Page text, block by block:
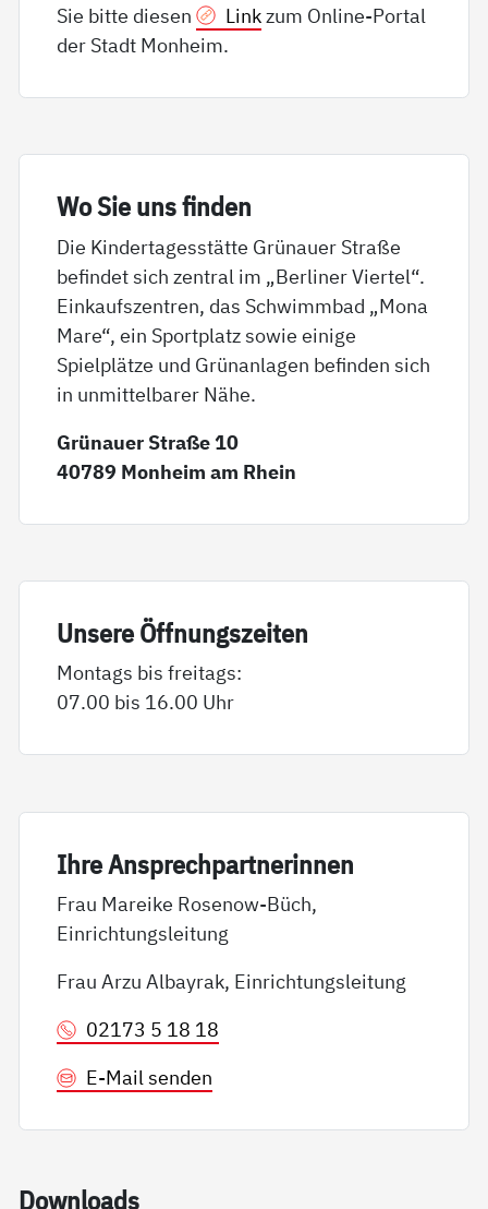
Sie bitte diesen
Linkzum Online-Portal
der Stadt Monheim.
Wo Sie uns fin­den
Die Kindertagesstätte Grünauer Straße
befindet sich zentral im „Berliner Viertel“.
Einkaufszentren, das Schwimmbad „Mona
Mare“, ein Sportplatz sowie einige
Spielplätze und Grünanlagen befinden sich
in unmittelbarer Nähe.
Grünauer Straße 10
40789 Monheim am Rhein
Un­se­re Öff­nungs­zei­ten
Montags bis freitags:
07.00 bis 16.00 Uhr
Ih­re An­sp­rech­part­ne­rin­nen
Frau Mareike Rosenow-Büch,
Einrichtungsleitung
Frau Arzu Albayrak, Einrichtungsleitung
02173 5 18 18
E-Mail senden
Down­loads